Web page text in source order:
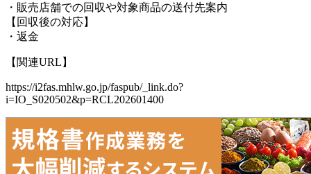
・販売店舗での回収や対象商品の送付先案内
【回収後の対応】
・返金
【関連URL】
https://i2fas.mhlw.go.jp/faspub/_link.do?
i=IO_S020502&p=RCL202601400